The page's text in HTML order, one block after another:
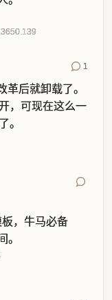
1
革后就卸载了。
，可现在这么一
。
，牛马必备
。